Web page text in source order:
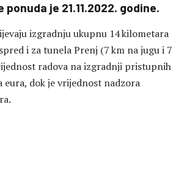
je 21.11.2022. godine.
izgradnju ukupnu 14 kilometara
i za tunela Prenj (7 km na jugu i 7
radova na izgradnji pristupnih
eura, dok je vrijednost nadzora